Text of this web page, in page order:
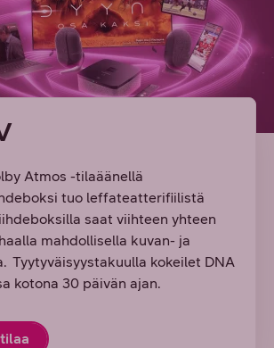
Atmos -tilaäänellä
tuo leffateatterifiilistä
saat viihteen yhteen
mahdollisella kuvan- ja
Tyytyväisyystakuulla kokeilet DNA
kotona 30 päivän ajan.